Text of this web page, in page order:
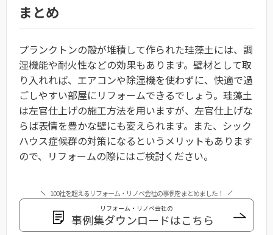
まとめ
プランクトンの殻が堆積して作られた珪藻土には、調
湿機能や耐火性などの効果もあります。壁材として取
り入れれば、エアコンや除湿機を使わずに、快適で過
ごしやすい部屋にリフォームできるでしょう。 珪藻土
は左官仕上げの施工方法を用いますが、左官仕上げな
らば表情を豊かな壁にも変えられます。また、シック
ハウス症候群の対策になるというメリットもあります
ので、リフォームの際にはご検討ください。
100社を超えるリフォーム・リノベ会社の事例をまとめました！
リフォーム・リノベ会社の
事例集ダウンロードはこちら